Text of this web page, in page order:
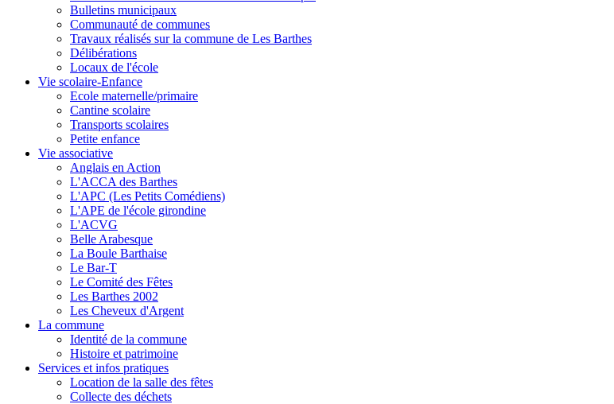
Bulletins municipaux
Communauté de communes
Travaux réalisés sur la commune de Les Barthes
Délibérations
Locaux de l'école
Vie scolaire-Enfance
Ecole maternelle/primaire
Cantine scolaire
Transports scolaires
Petite enfance
Vie associative
Anglais en Action
L'ACCA des Barthes
L'APC (Les Petits Comédiens)
L'APE de l'école girondine
L'ACVG
Belle Arabesque
La Boule Barthaise
Le Bar-T
Le Comité des Fêtes
Les Barthes 2002
Les Cheveux d'Argent
La commune
Identité de la commune
Histoire et patrimoine
Services et infos pratiques
Location de la salle des fêtes
Collecte des déchets